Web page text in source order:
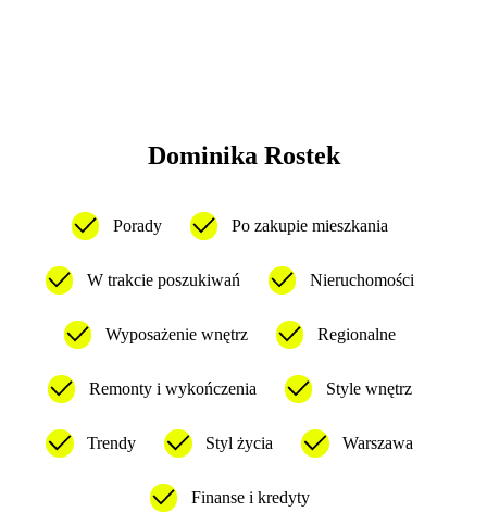
Dominika Rostek
Porady Po zakupie mieszkania
W trakcie poszukiwań Nieruchomości
Wyposażenie wnętrz Regionalne
Remonty i wykończenia Style wnętrz
Trendy Styl życia Warszawa
Finanse i kredyty